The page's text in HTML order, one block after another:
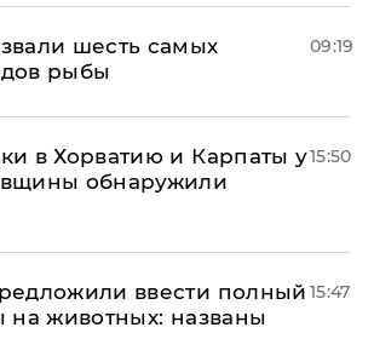
шесть самых
рыбы
09:19
в Хорватию и Карпаты у
обнаружили
15:50
ввести полный
на животных: названы
15:47